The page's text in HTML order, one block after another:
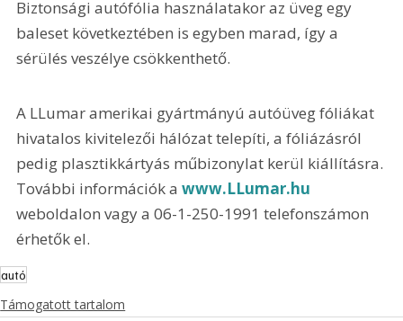
Biztonsági autófólia használatakor az üveg egy
baleset következtében is egyben marad, így a
sérülés veszélye csökkenthető.
A LLumar amerikai gyártmányú autóüveg fóliákat
hivatalos kivitelezői hálózat telepíti, a fóliázásról
pedig plasztikkártyás műbizonylat kerül kiállításra.
További információk a www.LLumar.hu
weboldalon vagy a 06-1-250-1991 telefonszámon
érhetők el.
autó
Támogatott tartalom